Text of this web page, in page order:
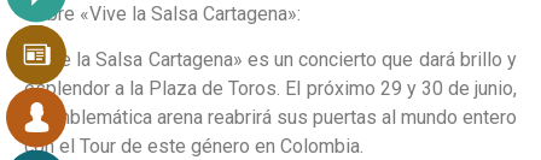
Sobre «Vive la Salsa Cartagena»:
«Vive la Salsa Cartagena» es un concierto que dará brillo y
esplendor a la Plaza de Toros. El próximo 29 y 30 de junio,
la emblemática arena reabrirá sus puertas al mundo entero
con el Tour de este género en Colombia.